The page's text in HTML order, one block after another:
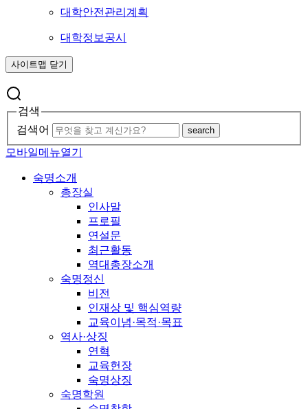
대학안전관리계획
대학정보공시
사이트맵 닫기
검색
검색어
search
모바일메뉴열기
숙명소개
총장실
인사말
프로필
연설문
최근활동
역대총장소개
숙명정신
비전
인재상 및 핵심역량
교육이념·목적·목표
역사·상징
연혁
교육헌장
숙명상징
숙명학원